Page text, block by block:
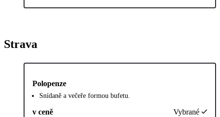
Strava
Polopenze
Snídaně a večeře formou bufetu.
v ceně Vybrané